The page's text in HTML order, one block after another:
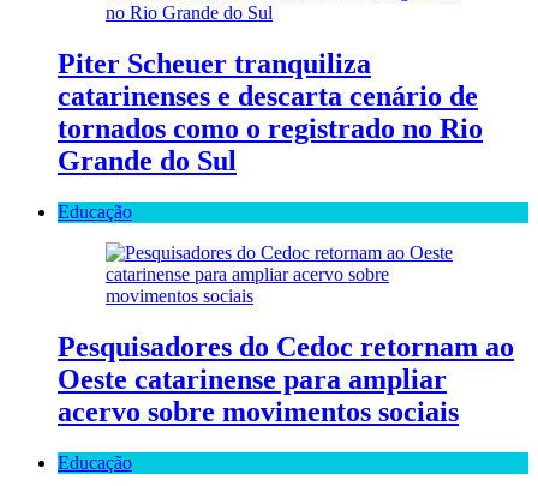
Piter Scheuer tranquiliza
catarinenses e descarta cenário de
tornados como o registrado no Rio
Grande do Sul
Educação
Pesquisadores do Cedoc retornam ao
Oeste catarinense para ampliar
acervo sobre movimentos sociais
Educação